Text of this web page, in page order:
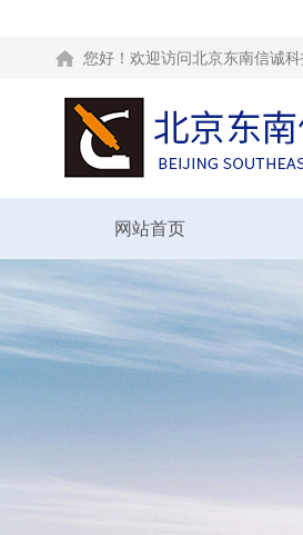
您好！欢迎访问北京东南信诚科
网站首页